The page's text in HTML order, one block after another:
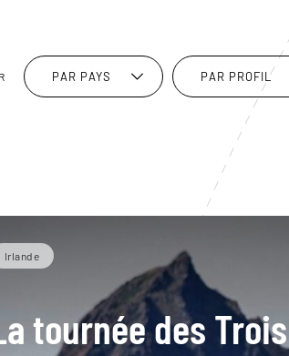
PAR PAYS PAR PROFIL
Irlande
tournée des Trois